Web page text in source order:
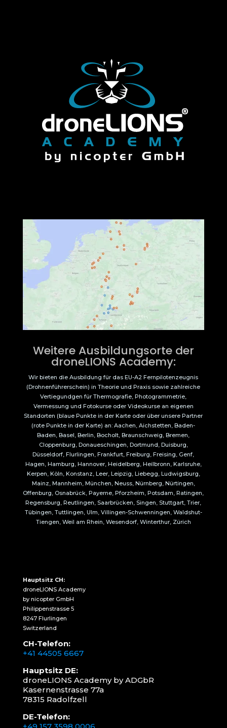
Weitere Ausbildungsorte der
droneLIONS Academy:
Wir bieten die Ausbildung für das EU-A2 Fernpilotenzeugnis
(Drohnenführerschein) in Theorie und Praxis sowie zahlreiche
Vertiegundgen für Thermografie, Photogrammetrie,
Vermessung und Fotokurse oder Videokurse an eigenen
Standorten (blaue Punkte in der Karte oder über unsere Partner
(rote Punkte in der Karte) an: Aachen, Aichstetten, Baden-
Baden, Basel, Berlin, Bocholt, Braunschweig, Bremen,
Cloppenburg, Donaueschingen, Dortmund, Duisburg,
Düsseldorf, Flurlingen, Frankfurt, Freiburg, Freising, Genf,
Hagen, Hamburg, Hannover, Heidelberg, Heilbronn, Karlsruhe,
Kerpen, Köln, Konstanz, Leer, Leipzig, Liebegg, Ludwigsburg,
Mainz, Mannheim, München, Neuss, Nürnberg, Nürtingen,
Offenburg, Osnabrück, Payerne, Pforzheim, Potsdam, Ratingen,
Regensburg, Reutlingen, Saarbrücken, Singen, Stuttgart, Trier,
Tübingen, Tuttlingen, Ulm, Villingen-Schwenningen, Waldshut-
Tiengen, Weil am Rhein, Wesendorf, Winterthur, Zürich
Hauptsitz CH:
droneLIONS Academy
by nicopter GmbH
Philippenstrasse 5
8247 Flurlingen
Switzerland
CH-Telefon:
+41 44505 6667
Hauptsitz DE:
droneLIONS Academy by ADGbR
Kasernenstrasse 77a
78315 Radolfzell
DE-Telefon: